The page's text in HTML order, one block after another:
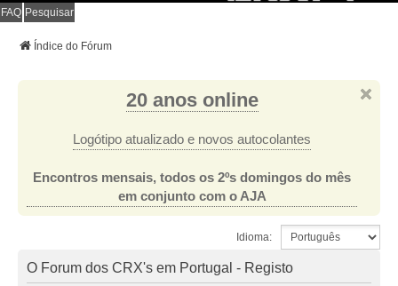
FAQ Pesquisar
Índice do Fórum
20 anos online
Logótipo atualizado e novos autocolantes
Encontros mensais, todos os 2ºs domingos do mês
em conjunto com o AJA
Idioma:
O Forum dos CRX's em Portugal - Registo